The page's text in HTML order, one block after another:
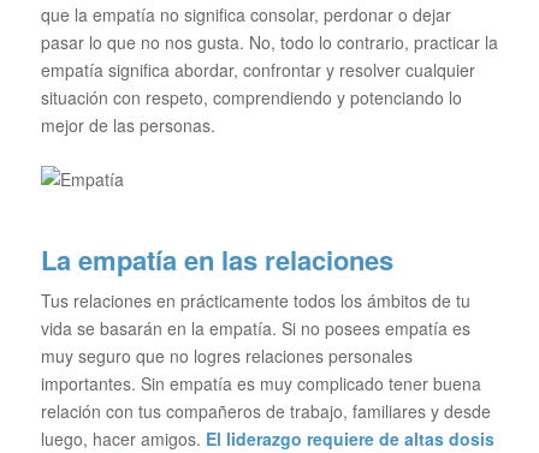
que la empatía no significa consolar, perdonar o dejar
pasar lo que no nos gusta. No, todo lo contrario, practicar la
empatía significa abordar, confrontar y resolver cualquier
situación con respeto, comprendiendo y potenciando lo
mejor de las personas.
La empatía en las relaciones
Tus relaciones en prácticamente todos los ámbitos de tu
vida se basarán en la empatía. Si no posees empatía es
muy seguro que no logres relaciones personales
importantes. Sin empatía es muy complicado tener buena
relación con tus compañeros de trabajo, familiares y desde
luego, hacer amigos. El liderazgo requiere de altas dosis